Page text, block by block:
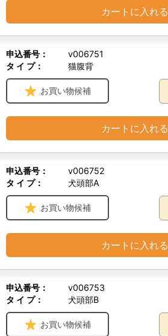
カートに入れる
申込番号：
v006751
タ イ プ：
猫腹背
お買い物候補
カートに入れる
申込番号：
v006752
タ イ プ：
犬頭部A
お買い物候補
カートに入れる
申込番号：
v006753
タ イ プ：
犬頭部B
お買い物候補